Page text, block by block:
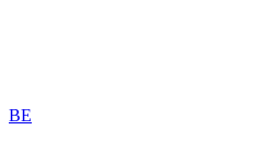
BE